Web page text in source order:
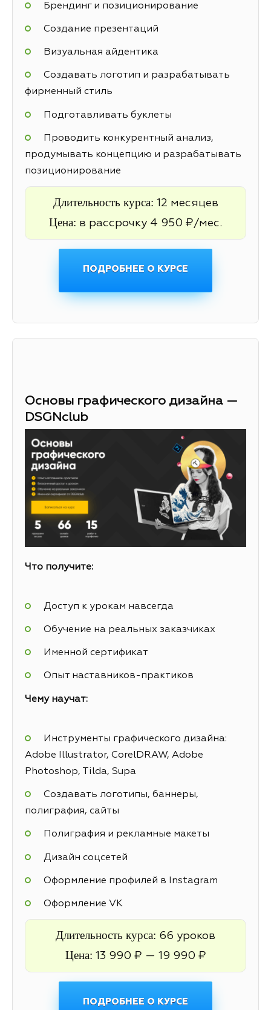
Брендинг и позиционирование
Создание презентаций
Визуальная айдентика
Создавать логотип и разрабатывать
фирменный стиль
Подготавливать буклеты
Проводить конкурентный анализ,
продумывать концепцию и разрабатывать
позиционирование
Длительность курса: 12 месяцев
Цена: в рассрочку 4 950 ₽/мес.
ПОДРОБНЕЕ О КУРСЕ
Основы графического дизайна —
DSGNclub
Что получите:
Доступ к урокам навсегда
Обучение на реальных заказчиках
Именной сертификат
Опыт наставников-практиков
Чему научат:
Инструменты графического дизайна:
Adobe Illustrator, CorelDRAW, Adobe
Photoshop, Tilda, Supa
Создавать логотипы, баннеры,
полиграфия, сайты
Полиграфия и рекламные макеты
Дизайн соцсетей
Оформление профилей в Instagram
Оформление VK
Длительность курса: 66 уроков
Цена: 13 990 ₽ — 19 990 ₽
ПОДРОБНЕЕ О КУРСЕ